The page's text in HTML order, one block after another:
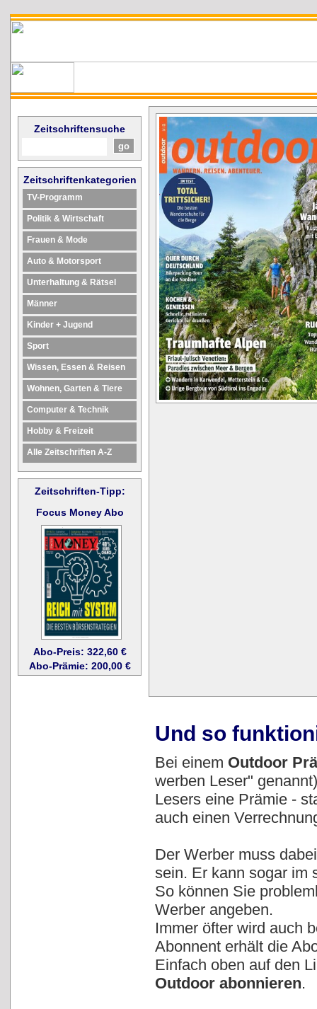
Zeitschriftensuche
Zeitschriftenkategorien
TV-Programm
Politik & Wirtschaft
Frauen & Mode
Auto & Motorsport
Unterhaltung & Rätsel
Männer
Kinder + Jugend
Sport
Wissen, Essen & Reisen
Wohnen, Garten & Tiere
Computer & Technik
Hobby & Freizeit
Alle Zeitschriften A-Z
Zeitschriften-Tipp:
Focus Money Abo
Abo-Preis: 322,60 €
Abo-Prämie: 200,00 €
Und so
Bei einem Outdoor
werben Leser"
Lesers eine Prämie -
auch einen
Der Werber muss
sein. Er kann sogar im
So können Sie
Werber angeben.
Immer öfter wird auch
Abonnent erhält die
Einfach oben auf den
Outdoor abonnieren.